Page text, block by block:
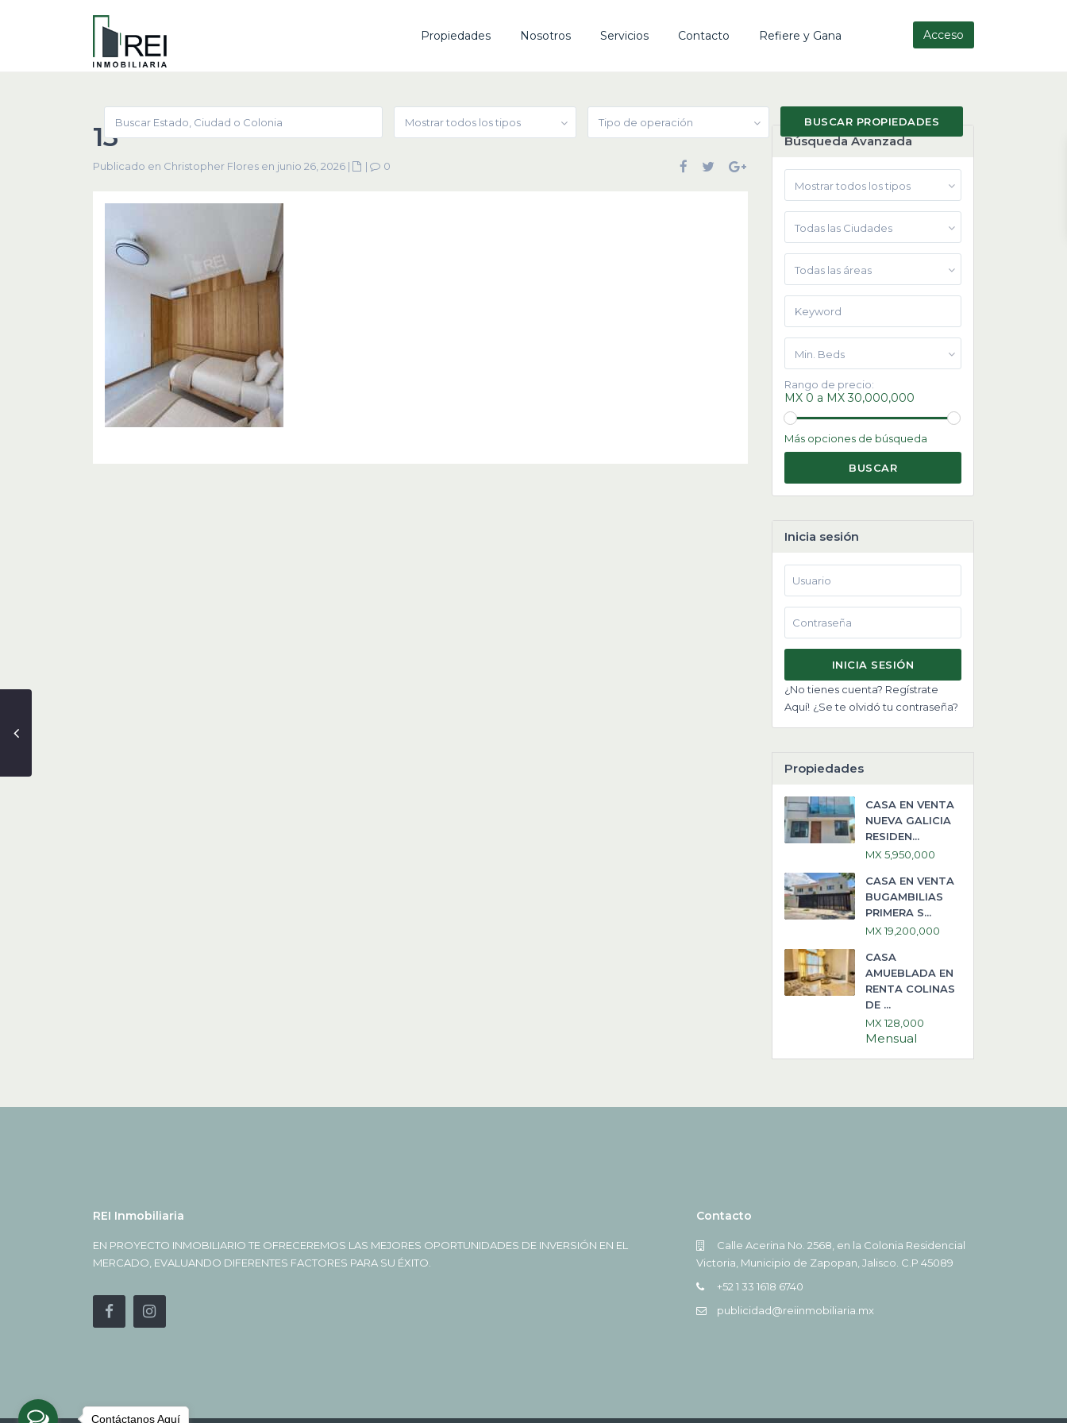
Acceso
Propiedades Nosotros Servicios Contacto Refiere y Gana
Mostrar todos los tipos Tipo de operación
13
Publicado en Christopher Flores en junio 26, 2026 | | 0
Búsqueda Avanzada
Mostrar todos los tipos
Todas las Ciudades
Todas las áreas
Min. Beds
Rango de precio:
MX 0 a MX 30,000,000
Más opciones de búsqueda
BUSCAR
Inicia sesión
INICIA SESIÓN
¿No tienes cuenta? Regístrate
Aquí! ¿Se te olvidó tu contraseña?
Propiedades
CASA EN VENTA
NUEVA GALICIA
RESIDEN...
MX 5,950,000
CASA EN VENTA
BUGAMBILIAS
PRIMERA S...
MX 19,200,000
CASA
AMUEBLADA EN
RENTA COLINAS
DE ...
MX 128,000
Mensual
REI Inmobiliaria
EN PROYECTO INMOBILIARIO TE OFRECEREMOS LAS MEJORES OPORTUNIDADES DE INVERSIÓN EN EL
MERCADO, EVALUANDO DIFERENTES FACTORES PARA SU ÉXITO.
Contacto
Calle Acerina No. 2568, en la Colonia Residencial
Victoria, Municipio de Zapopan, Jalisco. C.P 45089
+52 1 33 1618 6740
publicidad@reiinmobiliaria.mx
Contáctanos Aquí